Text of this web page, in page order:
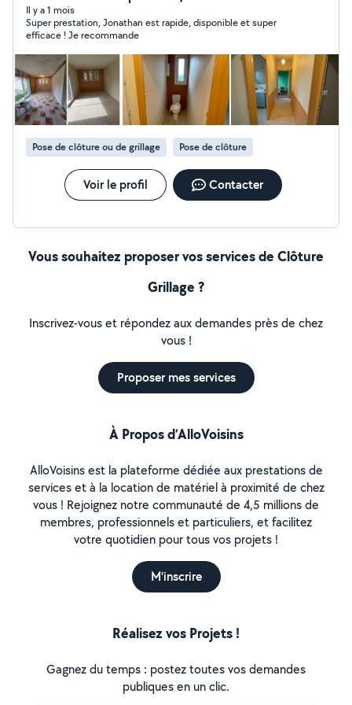
Il y a 1 mois
Super prestation, Jonathan est rapide, disponible et super
efficace ! Je recommande
Pose de clôture ou de grillage Pose de clôture
Voir le profil Contacter
Vous souhaitez proposer vos services de Clôture
Grillage ?
Inscrivez-vous et répondez aux demandes près de chez
vous !
Proposer mes services
À Propos d’AlloVoisins
AlloVoisins est la plateforme dédiée aux prestations de
services et à la location de matériel à proximité de chez
vous ! Rejoignez notre communauté de 4,5 millions de
membres, professionnels et particuliers, et facilitez
votre quotidien pour tous vos projets !
M'inscrire
Réalisez vos Projets !
Gagnez du temps : postez toutes vos demandes
publiques en un clic.